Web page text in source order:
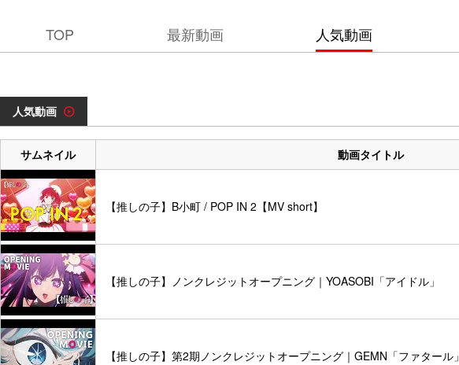
TOP 最新動画 人気動画
人気動画
サムネイル 動画タイトル
【推しの子】B小町 / POP IN 2【MV short】
【推しの子】ノンクレジットオープニング｜YOASOBI「アイドル」
【推しの子】第2期ノンクレジットオープニング｜GEMN「ファタール」